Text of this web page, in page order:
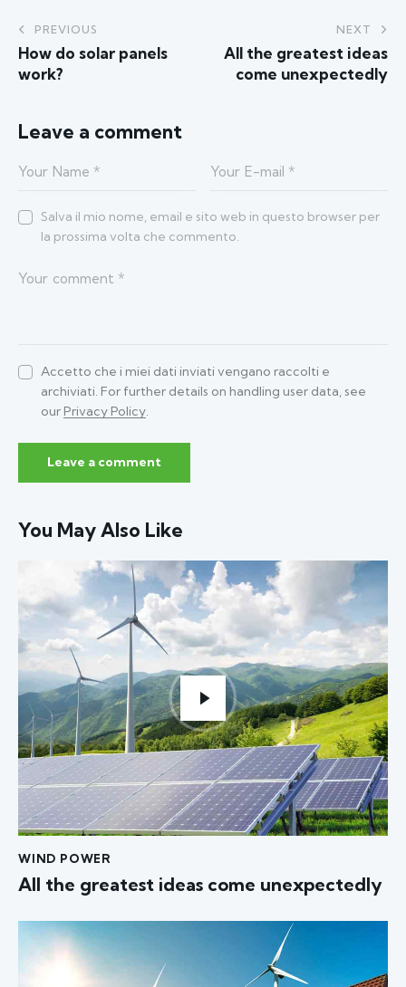
PREVIOUS
How do solar panels
work?
NEXT
All the greatest ideas
come unexpectedly
Leave a comment
Salva il mio nome, email e sito web in questo browser per
la prossima volta che commento.
Accetto che i miei dati inviati vengano raccolti e
archiviati. For further details on handling user data, see
our Privacy Policy.
You May Also Like
WIND POWER
All the greatest ideas come unexpectedly